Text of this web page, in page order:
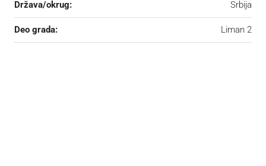
Država/okrug: Srbija
Deo grada: Liman 2